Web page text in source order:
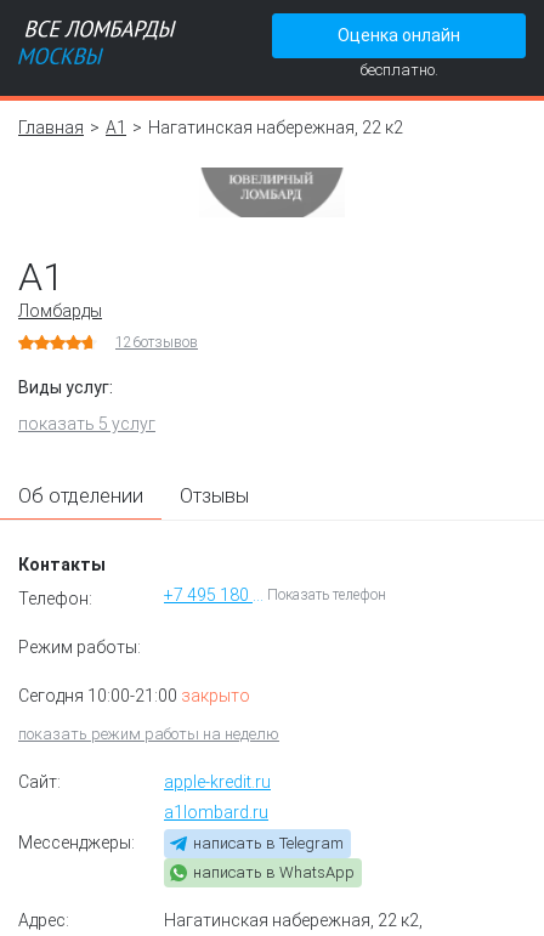
Оценка онлайн
бесплатно.
Главная А1 Нагатинская набережная, 22 к2
А1
Ломбарды
126отзывов
Виды услуг:
показать 5 услуг
Об отделении Отзывы
Контакты
Телефон:
Показать телефон
Режим работы:
Сегодня 10:00-21:00 закрыто
показать режим работы на неделю
Сайт:
apple-kredit.ru
a1lombard.ru
Мессенджеры:
написать в Telegram
написать в WhatsApp
Адрес: Нагатинская набережная, 22 к2